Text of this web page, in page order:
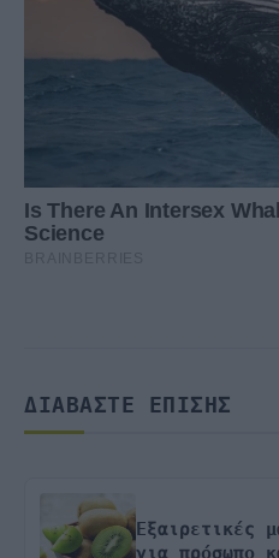
ΔΙΑΒΑΣΤΕ ΕΠΙΣΗΣ
Εξαιρετικές
για πρόσωπο